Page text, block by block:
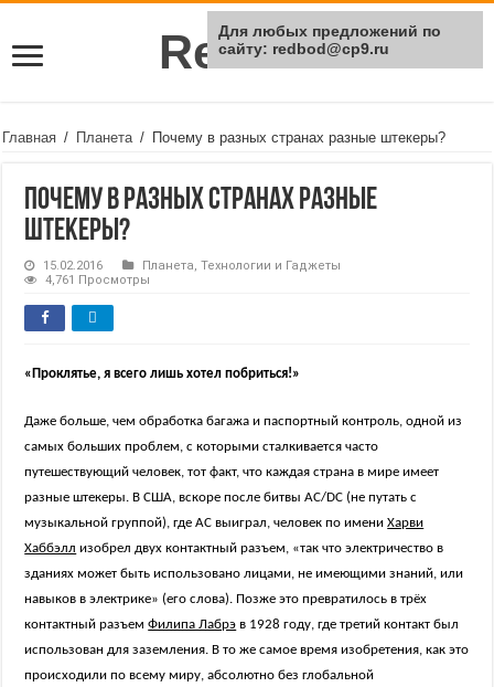
Rei Red
Главная / Планета / Почему в разных странах разные штекеры?
Почему в разных странах разные
штекеры?
15.02.2016 Планета,Технологии и Гаджеты
4,761 Просмотры
«Проклятье, я всего лишь хотел побриться!»
Даже больше, чем обработка багажа и паспортный контроль, одной из
самых больших проблем, с которыми сталкивается часто
путешествующий человек, тот факт, что каждая страна в мире имеет
разные штекеры. В США, вскоре после битвы AC/DC (не путать с
музыкальной группой), где AC выиграл, человек по имениХарви
Хаббэлл изобрел двух контактный разъем, «так что электричество в
зданиях может быть использовано лицами, не имеющими знаний, или
навыков в электрике» (его слова). Позже это превратилось в трёх
контактный разъемФилипа Лабрэ в 1928 году, где третий контакт был
использован для заземления. В то же самое время изобретения, как это
происходили по всему миру, абсолютно без глобальной
Для любых предложений по
сайту: redbod@cp9.ru